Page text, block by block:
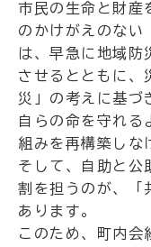
市民の生命と財産
のかけがえのない
は、早急に地域防
させるとともに、
災」の考えに基づ
自らの命を守れる
組みを再構築しな
そして、自助と公
割を担うのが、「
あります。
このため、町内会